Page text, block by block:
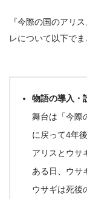
『今際の国のアリ
レについて以下でま
物語の導入・
舞台は「今際
に戻って4年後
アリスとウサ
ある日、 ウサ
ウサギは死後